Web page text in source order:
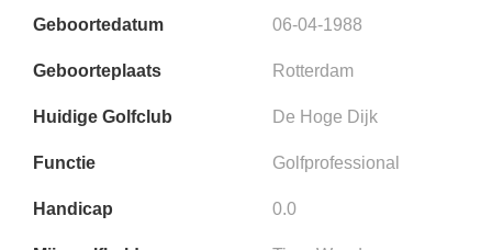
Geboortedatum 06-04-1988
Geboorteplaats Rotterdam
Huidige Golfclub De Hoge Dijk
Functie Golfprofessional
Handicap 0.0